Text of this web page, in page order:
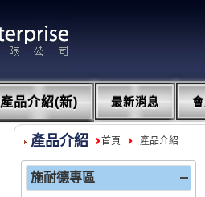
產品介紹(新) 最新消息
產品介紹 首頁 產品介紹
施耐德專區